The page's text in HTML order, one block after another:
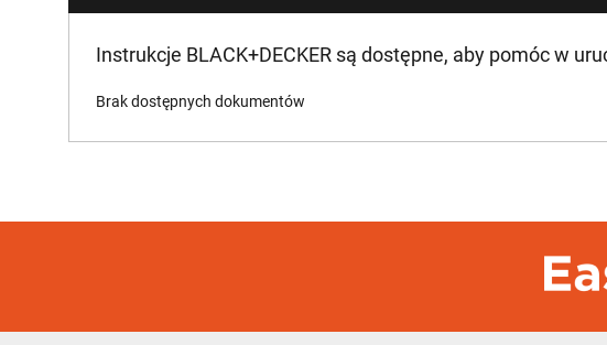
Instrukcje BLACK+DECKER są dostępne, aby pomóc w
Brak dostępnych dokumentów